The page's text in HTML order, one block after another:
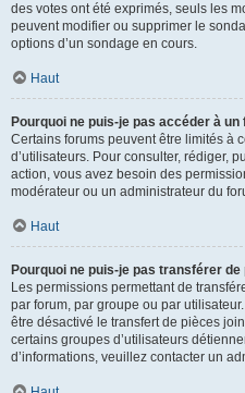
des votes ont été exprimés, seuls les
peuvent modifier ou supprimer le
options d’un sondage en cours.
Haut
Pourquoi ne puis-je pas accéder à un
Certains forums peuvent être limités à
d’utilisateurs. Pour consulter, rédiger,
action, vous avez besoin des
modérateur ou un administrateur du
Haut
Pourquoi ne puis-je pas transférer
Les permissions permettant de
par forum, par groupe ou par
être désactivé le transfert de pièces
certains groupes d’utilisateurs
d’informations, veuillez contacter un